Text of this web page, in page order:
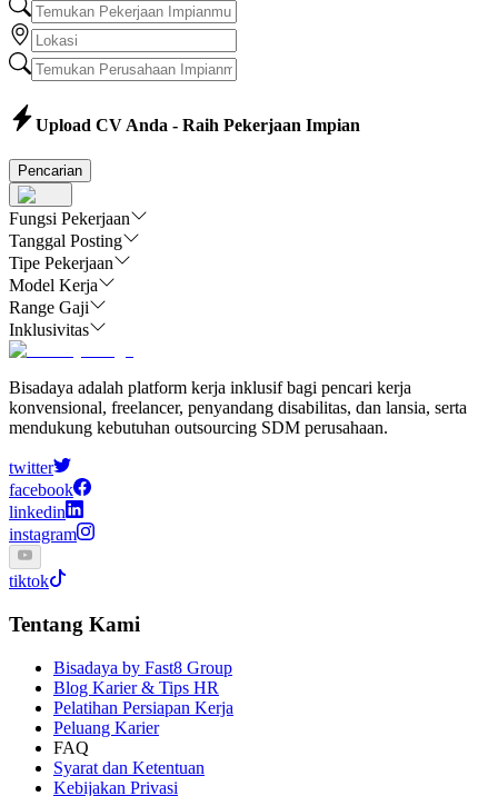
Upload CV Anda - Raih Pekerjaan Impian
Pencarian
Fungsi Pekerjaan
Tanggal Posting
Tipe Pekerjaan
Model Kerja
Range Gaji
Inklusivitas
Bisadaya adalah platform kerja inklusif bagi pencari kerja
konvensional, freelancer, penyandang disabilitas, dan lansia, serta
mendukung kebutuhan outsourcing SDM perusahaan.
twitter
facebook
linkedin
instagram
tiktok
Tentang Kami
Bisadaya by Fast8 Group
Blog Karier & Tips HR
Pelatihan Persiapan Kerja
Peluang Karier
FAQ
Syarat dan Ketentuan
Kebijakan Privasi